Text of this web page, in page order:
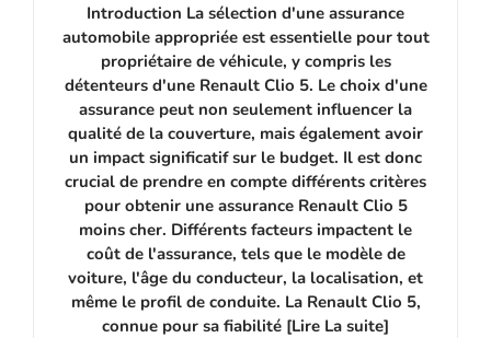
Introduction La sélection d'une assurance
automobile appropriée est essentielle pour tout
propriétaire de véhicule, y compris les
détenteurs d'une Renault Clio 5. Le choix d'une
assurance peut non seulement influencer la
qualité de la couverture, mais également avoir
un impact significatif sur le budget. Il est donc
crucial de prendre en compte différents critères
pour obtenir une assurance Renault Clio 5
moins cher. Différents facteurs impactent le
coût de l'assurance, tels que le modèle de
voiture, l'âge du conducteur, la localisation, et
même le profil de conduite. La Renault Clio 5,
connue pour sa fiabilité [Lire La suite]